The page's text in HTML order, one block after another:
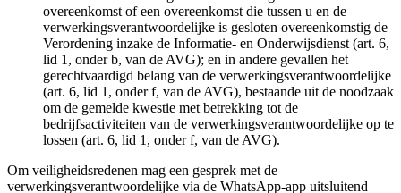
overeenkomst of een overeenkomst die tussen u en de
verwerkingsverantwoordelijke is gesloten overeenkomstig de
Verordening inzake de Informatie- en Onderwijsdienst (art. 6,
lid 1, onder b, van de AVG); en in andere gevallen het
gerechtvaardigd belang van de verwerkingsverantwoordelijke
(art. 6, lid 1, onder f, van de AVG), bestaande uit de noodzaak
om de gemelde kwestie met betrekking tot de
bedrijfsactiviteiten van de verwerkingsverantwoordelijke op te
lossen (art. 6, lid 1, onder f, van de AVG).
Om veiligheidsredenen mag een gesprek met de
verwerkingsverantwoordelijke via de WhatsApp-app uitsluitend